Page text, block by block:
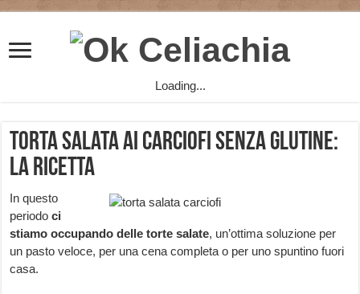
Loading...
Torta salata ai carciofi senza glutine:
la ricetta
In questo
periodo ci
stiamo occupando delle torte salate, un’ottima soluzione per
un pasto veloce, per una cena completa o per uno spuntino fuori
casa.